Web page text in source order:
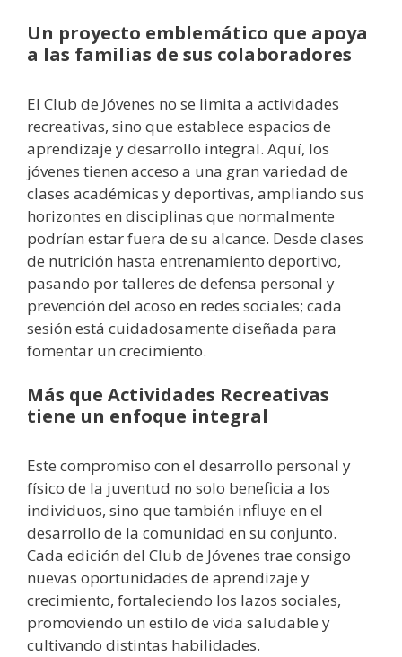
Un proyecto emblemático que apoya
a las familias de sus colaboradores
El Club de Jóvenes no se limita a actividades
recreativas, sino que establece espacios de
aprendizaje y desarrollo integral. Aquí, los
jóvenes tienen acceso a una gran variedad de
clases académicas y deportivas, ampliando sus
horizontes en disciplinas que normalmente
podrían estar fuera de su alcance. Desde clases
de nutrición hasta entrenamiento deportivo,
pasando por talleres de defensa personal y
prevención del acoso en redes sociales; cada
sesión está cuidadosamente diseñada para
fomentar un crecimiento.
Más que Actividades Recreativas
tiene un enfoque integral
Este compromiso con el desarrollo personal y
físico de la juventud no solo beneficia a los
individuos, sino que también influye en el
desarrollo de la comunidad en su conjunto.
Cada edición del Club de Jóvenes trae consigo
nuevas oportunidades de aprendizaje y
crecimiento, fortaleciendo los lazos sociales,
promoviendo un estilo de vida saludable y
cultivando distintas habilidades.